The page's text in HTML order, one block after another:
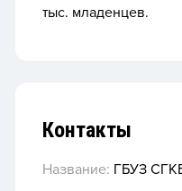
тыс. младенцев.
Контакты
Название: ГБУЗ